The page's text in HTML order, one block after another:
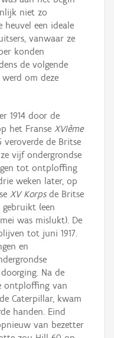
niet zo
een ideale
vanwaar ze
konden
de volgende
om deze
1914 door de
het Franse XVIème
veroverde de Britse
vijf ondergrondse
tot ontploffing
weken later, op
XV Korpsde Britse
(een
was mislukt). De
tot juni 1917.
en
Na de
ontploffing van
Caterpillar, kwam
handen. Eind
van bezetter